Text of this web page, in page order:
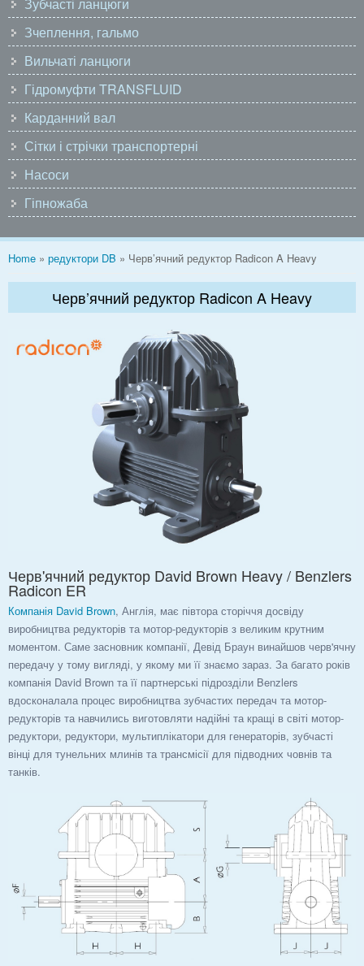
Зчеплення, гальмо
Вильчаті ланцюги
Гідромуфти TRANSFLUID
Карданний вал
Сітки і стрічки транспортерні
Насоси
Гіпножаба
You are here
Home » редуктори DB » Черв’ячний редуктор Radicon A Heavy
Черв’ячний редуктор Radicon A Heavy
Черв'ячний редуктор David Brown Heavy / Benzlers
Radicon ER
Компанія David Brown, Англія, має півтора сторіччя досвіду
виробництва редукторів та мотор-редукторів з великим крутним
моментом. Саме засновник компанії, Девід Браун винайшов черв'ячну
передачу у тому вигляді, у якому ми її знаємо зараз. За багато років
компанія David Brown та її партнерські підрозділи Benzlers
вдосконалала процес виробництва зубчастих передач та мотор-
редукторів та навчились виготовляти надійні та кращі в світі мотор-
редуктори, редуктори, мультиплікатори для генераторів, зубчасті
вінці для тунельних млинів та трансмісії для підводних човнів та
танків.